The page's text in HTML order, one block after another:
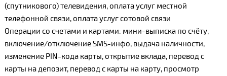
(спутникового) телевидения, оплата услуг местной
телефонной связи, оплата услуг сотовой связи
Операции со счетами и картами: мини-выписка по счёту,
включение/отключение SMS-инфо, выдача наличности,
изменение PIN-кода карты, открытие вклада, перевод с
карты на депозит, перевод с карты на карту, просмотр